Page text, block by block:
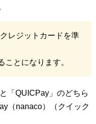
レジットカードを準
ことになります。
「QUICPay」のどちら
（nanaco）（クイック